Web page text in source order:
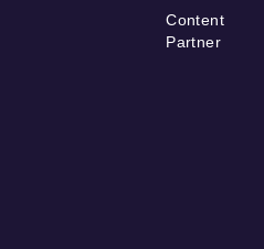
Content
Partner